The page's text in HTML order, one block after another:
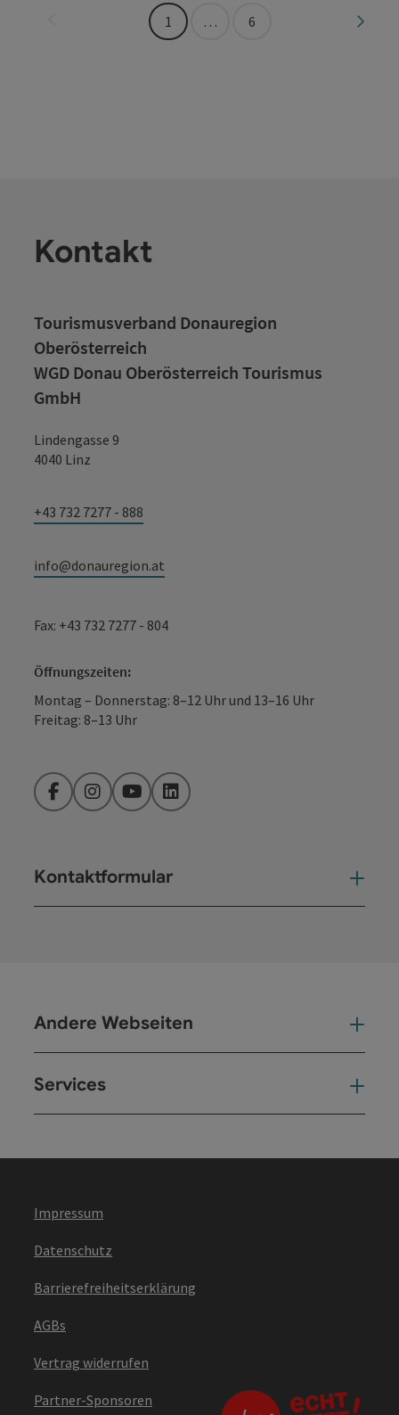
1 … 6 Seite
Kontakt
Tourismusverband Donauregion
Oberösterreich
WGD Donau Oberösterreich Tourismus
GmbH
Lindengasse 9
4040 Linz
+43 732 7277 - 888
info@donauregion.at
Fax: +43 732 7277 - 804
Öffnungszeiten:
Montag – Donnerstag: 8–12 Uhr und 13–16 Uhr
Freitag: 8–13 Uhr
FacebookInstagramYouTubeLinkedIn
Kontaktformular
Andere Webseiten
Services
Impressum
Datenschutz
Barrierefreiheitserklärung
AGBs
Vertrag widerrufen
Partner-Sponsoren